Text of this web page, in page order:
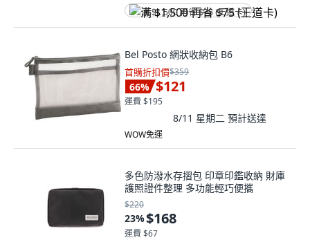
满 $1,500 再省 $75 (王道卡)
Bel Posto 網狀收納包 B6
首購折扣價$359
66% $121
運費 $195
8/11 星期二 預計送達
WOW免運
多色防潑水存摺包 印章印鑑收納 財庫
護照證件整理 多功能輕巧便攜
$220
23%$168
運費 $67